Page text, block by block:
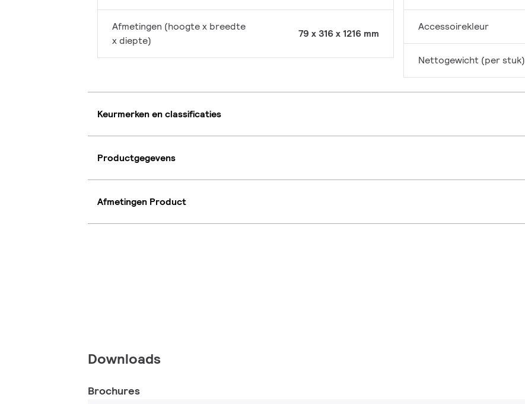
Afmetingen (hoogte x breedte
x diepte)
79 x 316 x 1216 mm
Accessoirekleur
Nettogewicht (per stuk)
Keurmerken en classificaties
Productgegevens
Afmetingen Product
Downloads
Brochures